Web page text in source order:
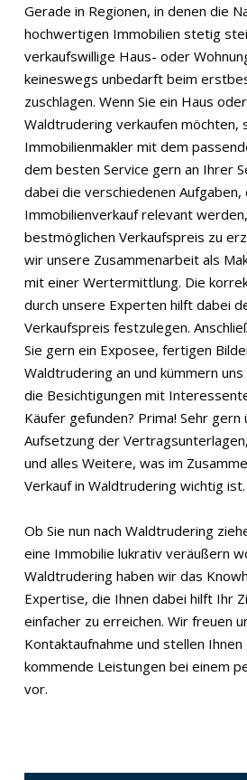
Gerade in Regionen, in denen die
hochwertigen Immobilien stetig
verkaufswillige Haus- oder
keineswegs unbedarft beim
zuschlagen. Wenn Sie ein Haus
Waldtrudering verkaufen möchten,
Immobilienmakler mit dem
dem besten Service gern an Ihrer
dabei die verschiedenen Aufgaben,
Immobilienverkauf relevant
bestmöglichen Verkaufspreis zu
wir unsere Zusammenarbeit als
mit einer Wertermittlung. Die
durch unsere Experten hilft dabei
Verkaufspreis festzulegen.
Sie gern ein Exposee, fertigen
Waldtrudering an und kümmern uns
die Besichtigungen mit
Käufer gefunden? Prima! Sehr
Aufsetzung der
und alles Weitere, was im
Verkauf in Waldtrudering wichtig ist.
Ob Sie nun nach Waldtrudering
eine Immobilie lukrativ veräußern
Waldtrudering haben wir das
Expertise, die Ihnen dabei hilft Ihr
einfacher zu erreichen. Wir freuen
Kontaktaufnahme und stellen Ihnen
kommende Leistungen bei einem
vor.